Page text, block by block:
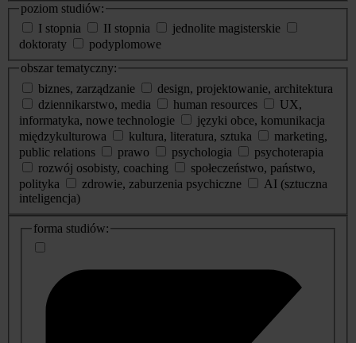
poziom studiów:
I stopnia
II stopnia
jednolite magisterskie
doktoraty
podyplomowe
obszar tematyczny:
biznes, zarządzanie
design, projektowanie, architektura
dziennikarstwo, media
human resources
UX,
informatyka, nowe technologie
języki obce, komunikacja
międzykulturowa
kultura, literatura, sztuka
marketing,
public relations
prawo psychologia
psychoterapia
rozwój osobisty, coaching
społeczeństwo, państwo,
polityka
zdrowie, zaburzenia psychiczne
AI (sztuczna
inteligencja)
dodatkowe
informacje
forma studiów: